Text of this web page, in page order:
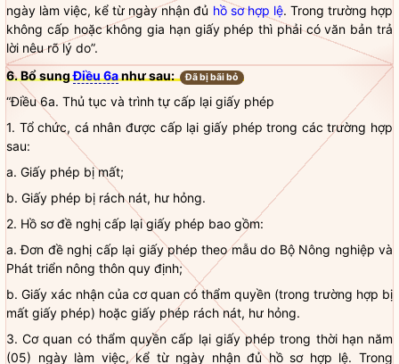
ngày làm việc, kể từ ngày nhận đủ hồ sơ hợp lệ. Trong trường hợp
không cấp hoặc khônggia hạngiấy phép thì phải có văn bản trả
lời nêu rõ lý do”.
6. Bổ sungĐiều 6anhư sau: Đã bị bãi bỏ
“Điều 6a. Thủ tục và trình tự cấp lại giấy phép
1. Tổ chức, cá nhân được cấp lại giấy phép trong các trường hợp
sau:
a. Giấy phép bị mất;
b. Giấy phép bị rách nát, hư hỏng.
2. Hồ sơ đề nghị cấp lại giấy phép bao gồm:
a. Đơn đề nghị cấp lại giấy phép theo mẫu do Bộ Nông nghiệp và
Phát triển nông thôn quy định;
b. Giấy xác nhận của cơ quan có thẩm quyền (trong trường hợp bị
mất giấy phép) hoặc giấy phép rách nát, hư hỏng.
3. Cơ quan có thẩmquyền cấp lại giấy phép trong thời hạn năm
(05) ngày làm việc, kể từ ngày nhận đủhồ sơ hợp lệ. Trong